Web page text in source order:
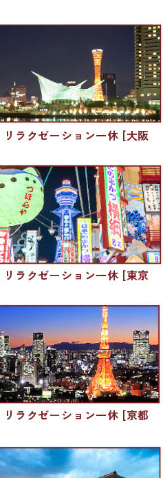
ラクゼーション一休 [大阪
ラクゼーション一休 [東京
ラクゼーション一休 [京都